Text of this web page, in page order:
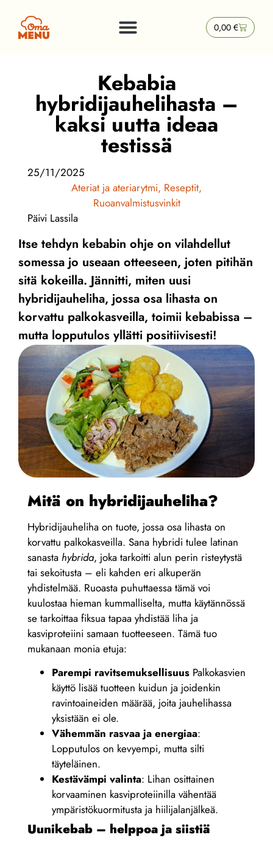
0,00 €
Kebabia
hybridijauhelihasta –
kaksi uutta ideaa
testissä
25/11/2025
Ateriat ja ateriarytmi, Reseptit,
Ruoanvalmistusvinkit
Päivi Lassila
Itse tehdyn kebabin ohje on vilahdellut
somessa jo useaan otteeseen, joten pitihän
sitä kokeilla. Jännitti, miten uusi
hybridijauheliha, jossa osa lihasta on
korvattu palkokasveilla, toimii kebabissa –
mutta lopputulos yllätti positiivisesti!
Mitä on hybridijauheliha?
Hybridijauheliha on tuote, jossa osa lihasta on
korvattu palkokasveilla. Sana hybridi tulee latinan
sanasta hybrida, joka tarkoitti alun perin risteytystä
tai sekoitusta – eli kahden eri alkuperän
yhdistelmää. Ruoasta puhuttaessa tämä voi
kuulostaa hieman kummalliselta, mutta käytännössä
se tarkoittaa fiksua tapaa yhdistää liha ja
kasviproteiini samaan tuotteeseen. Tämä tuo
mukanaan monia etuja:
Parempi ravitsemuksellisuus Palkokasvien
käyttö lisää tuotteen kuidun ja joidenkin
ravintoaineiden määrää, joita jauhelihassa
yksistään ei ole.
Vähemmän rasvaa ja energiaa:
Lopputulos on kevyempi, mutta silti
täyteläinen.
Kestävämpi valinta: Lihan osittainen
korvaaminen kasviproteiinilla vähentää
ympäristökuormitusta ja hiilijalanjälkeä.
Uunikebab – helppoa ja siistiä